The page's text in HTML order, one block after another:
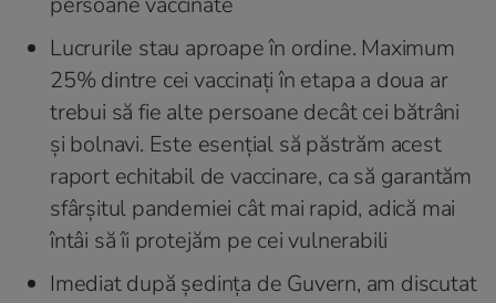
Lucrurile stau aproape în ordine. Maximum
25% dintre cei vaccinați în etapa a doua ar
trebui să fie alte persoane decât cei bătrâni
și bolnavi. Este esențial să păstrăm acest
raport echitabil de vaccinare, ca să garantăm
sfârșitul pandemiei cât mai rapid, adică mai
întâi să îi protejăm pe cei vulnerabili
Imediat după ședința de Guvern, am discutat